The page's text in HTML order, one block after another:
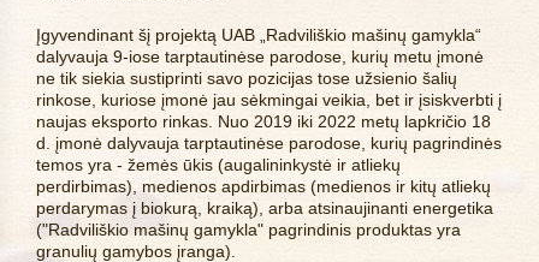
Įgyvendinant šį projektą UAB „Radviliškio mašinų gamykla“
dalyvauja 9-iose tarptautinėse parodose, kurių metu įmonė
ne tik siekia sustiprinti savo pozicijas tose užsienio šalių
rinkose, kuriose įmonė jau sėkmingai veikia, bet ir įsiskverbti į
naujas eksporto rinkas. Nuo 2019 iki 2022 metų lapkričio 18
d. įmonė dalyvauja tarptautinėse parodose, kurių pagrindinės
temos yra - žemės ūkis (augalininkystė ir atliekų
perdirbimas), medienos apdirbimas (medienos ir kitų atliekų
perdarymas į biokurą, kraiką), arba atsinaujinanti energetika
("Radviliškio mašinų gamykla" pagrindinis produktas yra
granulių gamybos įranga).